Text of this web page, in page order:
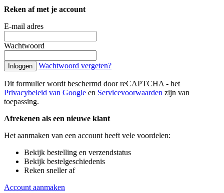
Reken af met je account
E-mail adres
Wachtwoord
Inloggen Wachtwoord vergeten?
Dit formulier wordt beschermd door reCAPTCHA - het
Privacybeleid van Google en Servicevoorwaarden zijn van
toepassing.
Afrekenen als een nieuwe klant
Het aanmaken van een account heeft vele voordelen:
Bekijk bestelling en verzendstatus
Bekijk bestelgeschiedenis
Reken sneller af
Account aanmaken